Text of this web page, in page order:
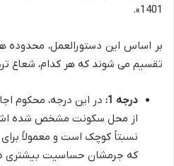
1401».
بر اساس این دستورالعمل، محدوده
تقسیم می شوند که هر کدام، شعاع
درجه 1: در این درجه، محکوم
از محل سکونت مشخص شده اش
نسبتاً کوچک است و معمولاً
که جرمشان حساسیت بیشتری